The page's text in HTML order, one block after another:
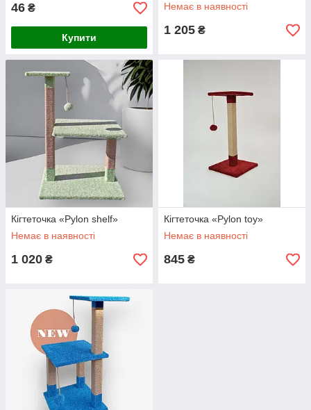
46 ₴
Купити
Немає в наявності
1 205 ₴
Кігтеточка «Pylon shelf»
Немає в наявності
1 020 ₴
Кігтеточка «Pylon toy»
Немає в наявності
845 ₴